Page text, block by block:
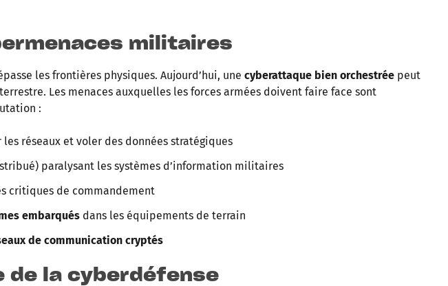
militaires
les frontières physiques. Aujourd’hui, une cyberattaque bien orchestrée peut
Les menaces auxquelles les forces armées doivent faire face sont
:
réseaux et voler des données stratégiques
paralysant les systèmes d’information militaires
critiques de commandement
embarqués dans les équipements de terrain
de communication cryptés
de la cyberdéfense